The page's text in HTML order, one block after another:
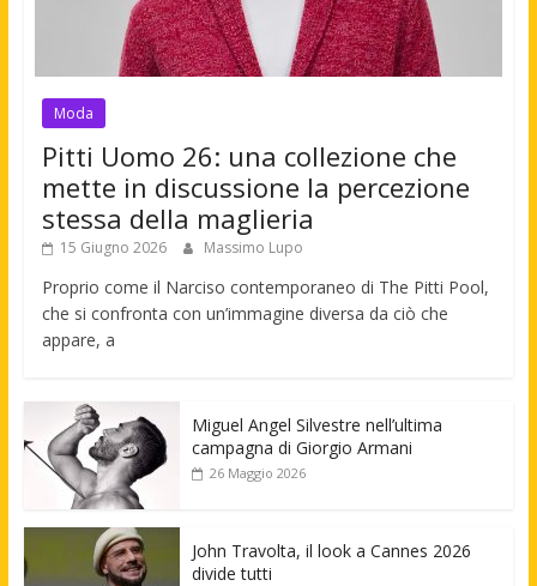
Moda
Pitti Uomo 26: una collezione che
mette in discussione la percezione
stessa della maglieria
15 Giugno 2026 Massimo Lupo
Proprio come il Narciso contemporaneo di The Pitti Pool,
che si confronta con un’immagine diversa da ciò che
appare, a
Miguel Angel Silvestre nell’ultima
campagna di Giorgio Armani
26 Maggio 2026
John Travolta, il look a Cannes 2026
divide tutti